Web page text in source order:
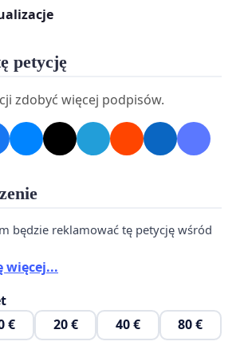
zawieszonej w lipcu 2020 linii
która przez wiele lat służyła
do dojazdu na szlaki
Łomnicy i Starym Smokowcu
Tatrzańska Kotlina –
oraz Poprad – Strelnica –
również rozwój turystyki w
petycję
zdobyć więcej podpisów.
będzie reklamować tę petycję wśród
więcej...
€ 20 € 40 € 80 €